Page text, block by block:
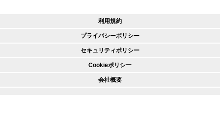
利用規約
プライバシーポリシー
セキュリティポリシー
Cookieポリシー
会社概要